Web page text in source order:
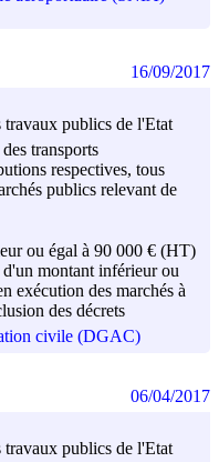
publics de l'Etat
transports
respectives, tous
publics relevant de
ou égal à 90 000 € (HT)
montant inférieur ou
exécution des marchés à
des décrets
civile (DGAC)
16/09/2017
publics de l'Etat
06/04/2017